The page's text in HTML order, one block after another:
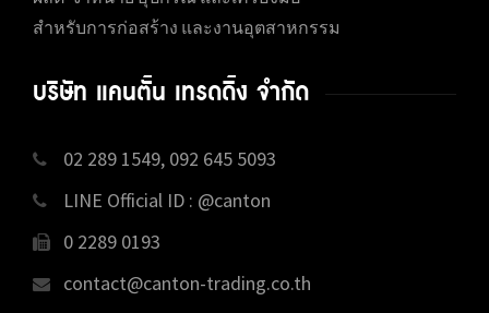
สำหรับการก่อสร้าง และงานอุตสาหกรรม
บริษัท แคนตั้น เทรดดิ้ง จำกัด
02 289 1549, 092 645 5093
LINE Official ID : @canton
0 2289 0193
contact@canton-trading.co.th